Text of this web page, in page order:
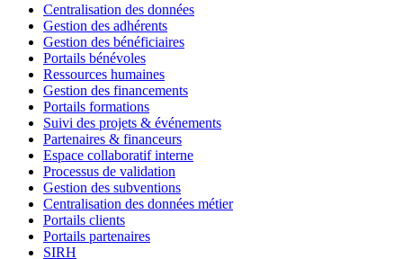
Centralisation des données
Gestion des adhérents
Gestion des bénéficiaires
Portails bénévoles
Ressources humaines
Gestion des financements
Portails formations
Suivi des projets & événements
Partenaires & financeurs
Espace collaboratif interne
Processus de validation
Gestion des subventions
Centralisation des données métier
Portails clients
Portails partenaires
SIRH